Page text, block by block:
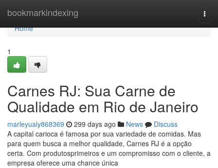
bookmarkindexing
Home
Home
1
Carnes RJ: Sua Carne de
Qualidade em Rio de Janeiro
marleyualy868369 299 days ago News
Discuss
A capital carioca é famosa por sua variedade de comidas. Mas
para quem busca a melhor qualidade, Carnes RJ é a opção
certa. Com produtosprimeiros e um compromisso com o cliente, a
empresa oferece uma chance única